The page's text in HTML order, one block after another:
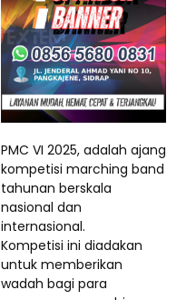
PMC VI 2025, adalah ajang
kompetisi marching band
tahunan berskala
nasional dan
internasional.
Kompetisi ini diadakan
untuk memberikan
wadah bagi para